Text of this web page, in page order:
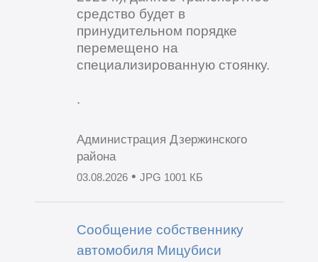
средство будет в
принудительном порядке
перемещено на
специализированную стоянку.
.
Администрация Дзержинского
района
03.08.2026• JPG 1001 КБ
Сообщение собственнику
автомобиля Мицубиси